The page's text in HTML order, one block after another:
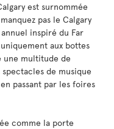
est surnommée
pas le Calgary
inspiré du Far
aux bottes
une multitude de
de musique
passant par les foires
comme la porte